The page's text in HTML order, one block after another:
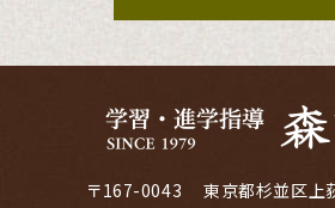
〒167-0043 東京都杉並区上